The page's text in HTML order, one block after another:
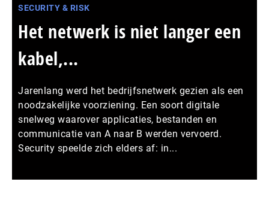
SECURITY & RISK
Het netwerk is niet langer een
kabel,...
Jarenlang werd het bedrijfsnetwerk gezien als een
noodzakelijke voorziening. Een soort digitale
snelweg waarover applicaties, bestanden en
communicatie van A naar B werden vervoerd.
Security speelde zich elders af: in...